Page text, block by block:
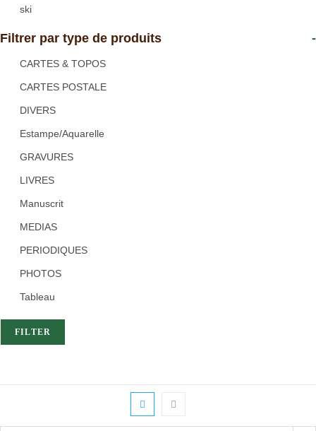
ski
Filtrer par type de produits -
CARTES & TOPOS
CARTES POSTALE
DIVERS
Estampe/Aquarelle
GRAVURES
LIVRES
Manuscrit
MEDIAS
PERIODIQUES
PHOTOS
Tableau
FILTER